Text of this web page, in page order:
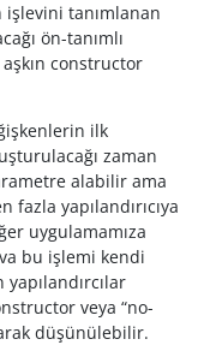
tanımlanan
ön-tanımlı
constructor
ilk
zaman
alabilir ama
yapılandırıcıya
uygulamamıza
bu işlemi kendi
veya “no-
düşünülebilir.